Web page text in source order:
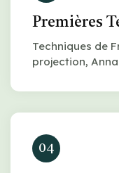
Premières
Techniques de
projection, Anna
04